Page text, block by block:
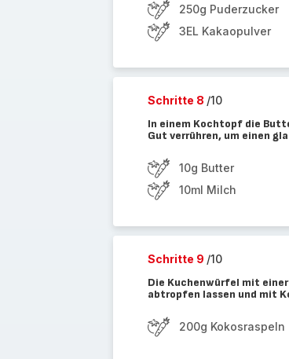
250g Puderzucker
3EL Kakaopulver
Schritte 8 /10
In einem Kochtopf die
Gut verrühren, um einen
10g Butter
10ml Milch
Schritte 9 /10
Die Kuchenwürfel mit
abtropfen lassen und mit
200g Kokosraspeln